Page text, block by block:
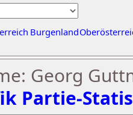
Burgenland
Georg
Partie-